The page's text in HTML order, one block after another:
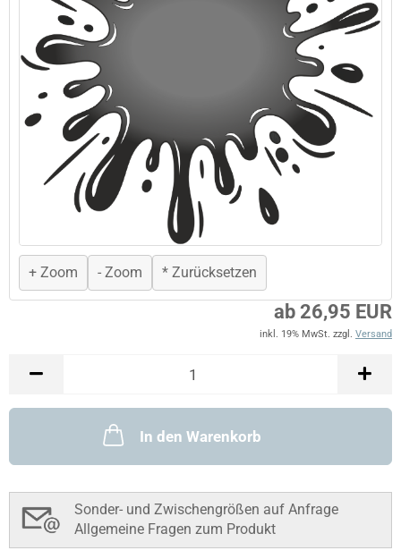
+ Zoom - Zoom * Zurücksetzen
ab 26,95 EUR
inkl. 19% MwSt. zzgl. Versand
In den Warenkorb
Sonder- und Zwischengrößen auf Anfrage
Allgemeine Fragen zum Produkt